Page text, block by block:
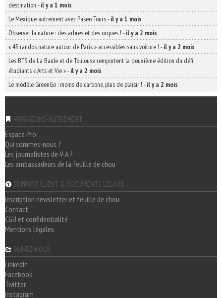
destination -il y a 1 mois
Le Mexique autrement avec Paseo Tours-il y a 1 mois
Observer la nature : des arbres et des orques ! -il y a 2 mois
« 45 randos nature autour de Paris » accessibles sans voiture ! -il y a 2 mois
Les BTS de La Baule et de Toulouse remportent la deuxième édition du défi
étudiants « Arts et Vie »-il y a 2 mois
Le modèle GreenGo : moins de carbone, plus de plaisir ! -il y a 2 mois
VOYAGEONS-AUTREMENT
Espace Pro
Qui sommes-nous ?
Les journalistes de V-A ?
Les ambassadeurs de la feuille de chou
SUPPORT CLIENT & DOCUMENTS LÉGAUX
Inscription newsletter et feuille de chou
Contact
CGU et confidentialité
Mentions légales
SUIVEZ-NOUS
LinkedIn
Facebook
Twitter
Instagram